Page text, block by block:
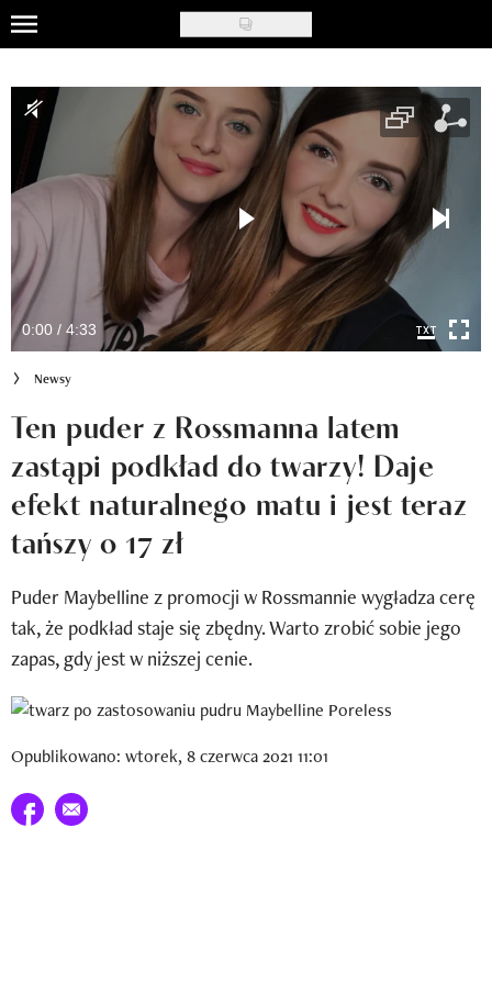
Skip
to
main
content
Moda
Ślub i wesele
Styl życia
Nasze akcje
Inspiracje
Newsy
Newsletter
Wizaz Summer Influ School
Mój profil / Zarejestruj się
0:00 / 4:33
Newsy
Ten puder z Rossmanna latem
zastąpi podkład do twarzy! Daje
efekt naturalnego matu i jest teraz
tańszy o 17 zł
Puder Maybelline z promocji w Rossmannie wygładza cerę
tak, że podkład staje się zbędny. Warto zrobić sobie jego
zapas, gdy jest w niższej cenie.
Opublikowano: wtorek, 8 czerwca 2021 11:01
Udostępnij na facebook
E-mail do przyjaciela